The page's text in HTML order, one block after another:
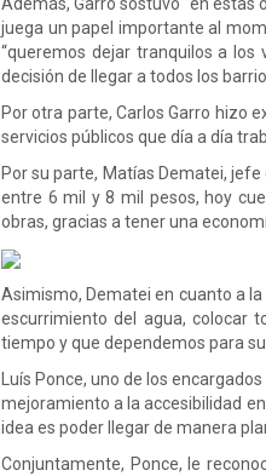
juega un papel importante al
“queremos dejar tranquilos a
decisión de llegar a todos los
Por otra parte, Carlos Garro hizo
servicios públicos que día a día
Por su parte, Matías Dematei,
entre 6 mil y 8 mil pesos, hoy
obras, gracias a tener una
Asimismo, Dematei en cuanto a
escurrimiento del agua, colocar
tiempo y que dependemos para
Luís Ponce, uno de los
mejoramiento a la accesibilidad
idea es poder llegar de manera
Conjuntamente, Ponce, le